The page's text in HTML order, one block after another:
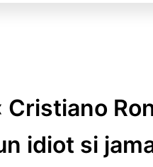
Cristiano
idiot si